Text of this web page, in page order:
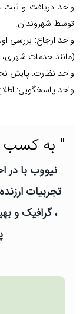
واحد دریافت و ثبت
توسط شهروندان.
واحد ارجاع: بررسی
(مانند خدمات
واحد نظارت: پایش
واحد پاسخگویی:
" به کسب
نیووب با در
تجربیات
، گرافیک و